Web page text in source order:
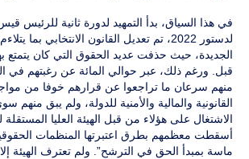
في هذا السياق، بدأ التمهيد لدورة ثانية للرئيس
لدستور 2022، تم تعديل القانون الانتخابي بما
الجديدة، حيث حذفت عديد الحقوق التي كان يتمتع
قبل. ورغم ذلك، عبر حوالي المائة عن رغبتهم في
منهم سرعان ما تراجعوا عن قرارهم خوفا من
الاشتغال على هؤلاء من قبل الهيئة العليا المستقلة
أسقطت معظمهم بطرق اعتبرتها المنظمات
ماسة بمبدأ الحق في الترشح”. ولم تعترف الهيئة